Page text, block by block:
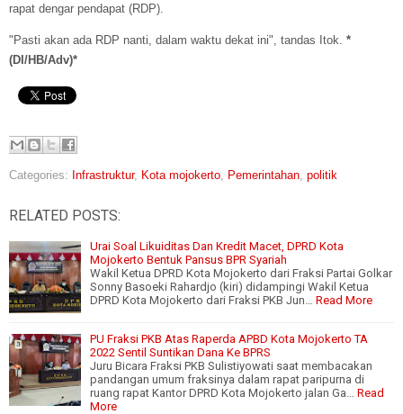
rapat dengar pendapat (RDP).
"Pasti akan ada RDP nanti, dalam waktu dekat ini", tandas Itok. *
(DI/HB/Adv)*
Categories: Infrastruktur, Kota mojokerto, Pemerintahan, politik
RELATED POSTS:
Urai Soal Likuiditas Dan Kredit Macet, DPRD Kota
Mojokerto Bentuk Pansus BPR Syariah
Wakil Ketua DPRD Kota Mojokerto dari Fraksi Partai Golkar
Sonny Basoeki Rahardjo (kiri) didampingi Wakil Ketua
DPRD Kota Mojokerto dari Fraksi PKB Jun… Read More
PU Fraksi PKB Atas Raperda APBD Kota Mojokerto TA
2022 Sentil Suntikan Dana Ke BPRS
Juru Bicara Fraksi PKB Sulistiyowati saat membacakan
pandangan umum fraksinya dalam rapat paripurna di
ruang rapat Kantor DPRD Kota Mojokerto jalan Ga… Read
More